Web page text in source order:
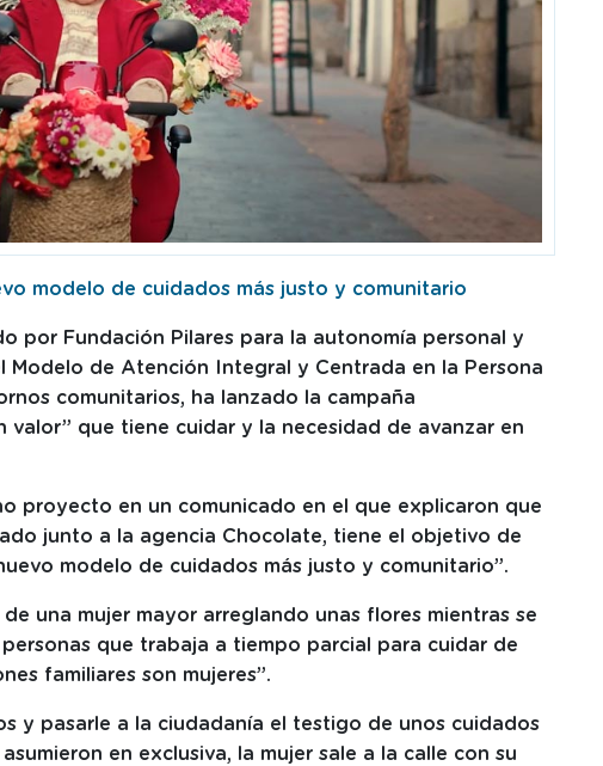
modelo de cuidados más justo y comunitario
por Fundación Pilares para la autonomía personal y
Modelo de Atención Integral y Centrada en la Persona
comunitarios, ha lanzado la campaña
valor” que tiene cuidar y la necesidad de avanzar en
proyecto en un comunicado en el que explicaron que
junto a la agencia Chocolate, tiene el objetivo de
modelo de cuidados más justo y comunitario”.
una mujer mayor arreglando unas flores mientras se
que trabaja a tiempo parcial para cuidar de
familiares son mujeres”.
y pasarle a la ciudadanía el testigo de unos cuidados
en exclusiva, la mujer sale a la calle con su